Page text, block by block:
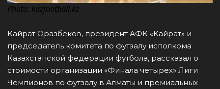
Photo: kazfootball.kz
Кайрат Оразбеков, президент АФК «Кайрат» и
председатель комитета по футзалу исполкома
Казахстанской федерации футбола, рассказал о
стоимости организации «Финала четырех» Лиги
Чемпионов по футзалу в Алматы и премиальных